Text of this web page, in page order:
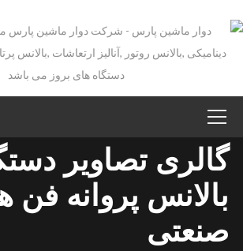
گالری تصاویر
بالانس پروانه فن
صنعتی